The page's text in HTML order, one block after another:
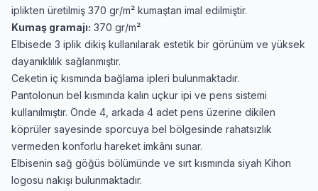
iplikten üretilmiş 370 gr/m² kumaştan imal edilmiştir.
Kumaş gramajı: 370 gr/m²
Elbisede 3 iplik dikiş kullanılarak estetik bir görünüm ve yüksek
dayanıklılık sağlanmıştır.
Ceketin iç kısmında bağlama ipleri bulunmaktadır.
Pantolonun bel kısmında kalın uçkur ipi ve pens sistemi
kullanılmıştır. Önde 4, arkada 4 adet pens üzerine dikilen
köprüler sayesinde sporcuya bel bölgesinde rahatsızlık
vermeden konforlu hareket imkânı sunar.
Elbisenin sağ göğüs bölümünde ve sırt kısmında siyah Kihon
logosu nakışı bulunmaktadır.